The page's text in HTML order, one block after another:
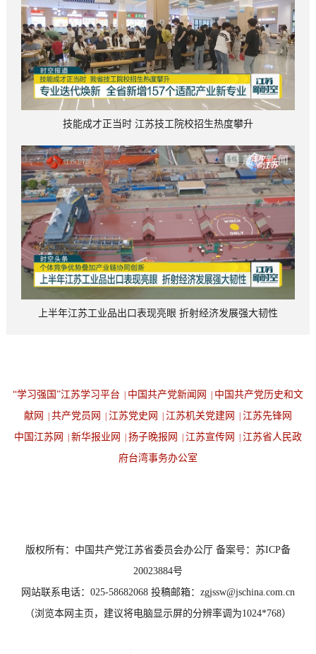
技能成才正当时 江苏技工院校招生热度攀升
上半年江苏工业品出口表现亮眼 折射经济发展强大韧性
“学习强国”江苏学习平台 中国共产党新闻网
中国共产党历史和文
献网
共产党员网 江苏党史网 江苏机关党建网
江苏先锋网
中国江苏网
新华报业网 扬子晚报网 江苏宣传网
江苏省人民政
府台湾事务办公室
版权所有：中国共产党江苏省委员会办公厅 备案号：苏ICP备
20023884号
网站联系电话：025-58682068 投稿邮箱：zgjssw@jschina.com.cn
（浏览本网主页，建议将电脑显示屏的分辨率调为1024*768）